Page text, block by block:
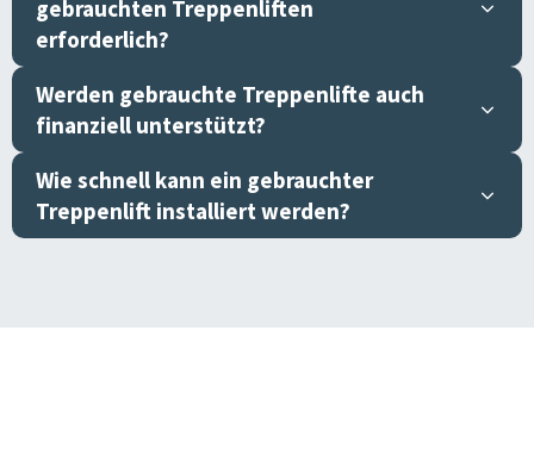
gebrauchten Treppenliften
erforderlich?
Werden gebrauchte Treppenlifte auch
finanziell unterstützt?
Wie schnell kann ein gebrauchter
Treppenlift installiert werden?